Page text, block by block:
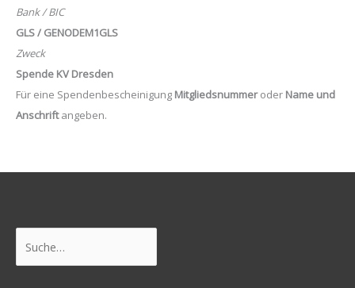
Bank / BIC
GLS / GENODEM1GLS
Zweck
Spende KV Dresden
Für eine Spendenbescheinigung Mitgliedsnummeroder Name und
Anschriftangeben.